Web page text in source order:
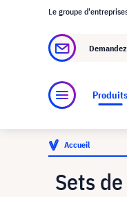
À propos de
Le groupe
Produits
Accueil
Sets